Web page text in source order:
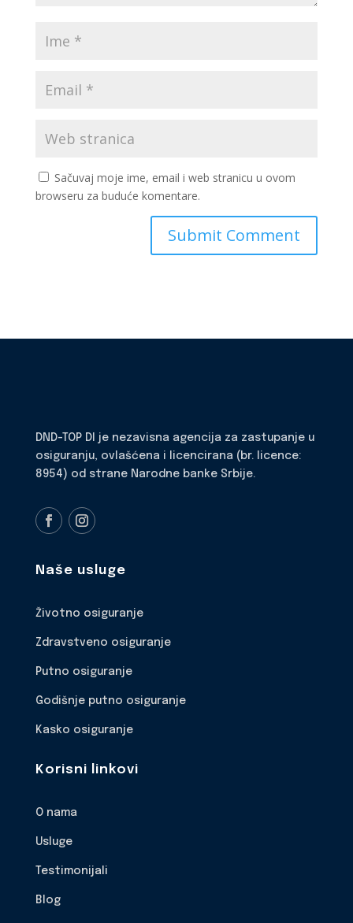
Sačuvaj moje ime, email i web stranicu u ovom
browseru za buduće komentare.
DND-TOP DI je nezavisna agencija za zastupanje u
osiguranju, ovlašćena i licencirana (br. licence:
8954) od strane Narodne banke Srbije.
Naše usluge
Životno osiguranje
Zdravstveno osiguranje
Putno osiguranje
Godišnje putno osiguranje
Kasko osiguranje
Korisni linkovi
O nama
Usluge
Testimonijali
Blog